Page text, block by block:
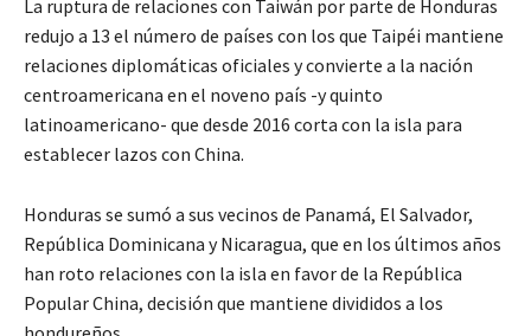
La ruptura de relaciones con Taiwán por parte de Honduras
redujo a 13 el número de países con los que Taipéi mantiene
relaciones diplomáticas oficiales y convierte a la nación
centroamericana en el noveno país -y quinto
latinoamericano- que desde 2016 corta con la isla para
establecer lazos con China.
Honduras se sumó a sus vecinos de Panamá, El Salvador,
República Dominicana y Nicaragua, que en los últimos años
han roto relaciones con la isla en favor de la República
Popular China, decisión que mantiene divididos a los